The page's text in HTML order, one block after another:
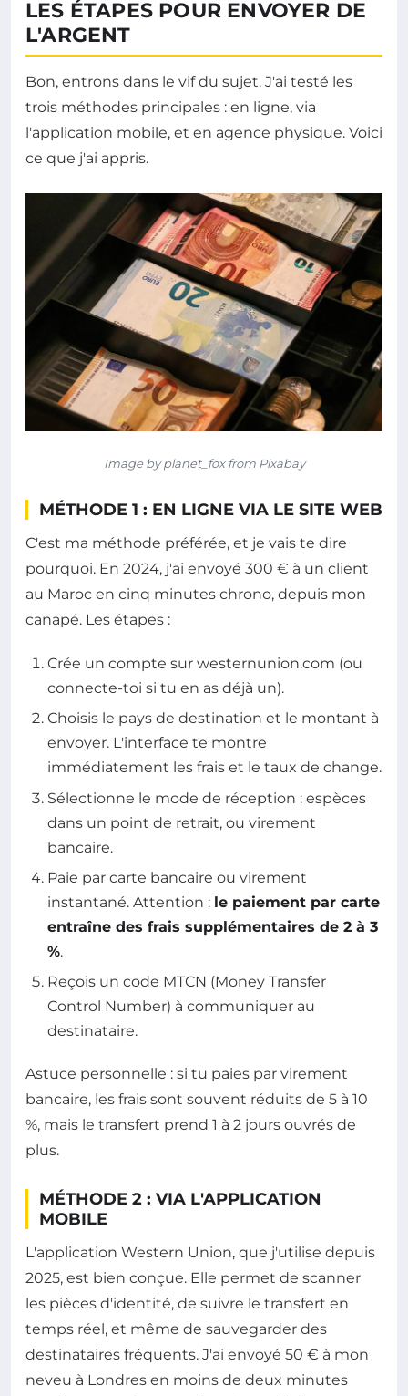
LES ÉTAPES POUR ENVOYER DE
L'ARGENT
Bon, entrons dans le vif du sujet. J'ai testé les
trois méthodes principales : en ligne, via
l'application mobile, et en agence physique. Voici
ce que j'ai appris.
Image by planet_fox from Pixabay
MÉTHODE 1 : EN LIGNE VIA LE SITE WEB
C'est ma méthode préférée, et je vais te dire
pourquoi. En 2024, j'ai envoyé 300 € à un client
au Maroc en cinq minutes chrono, depuis mon
canapé. Les étapes :
Crée un compte sur westernunion.com (ou
connecte-toi si tu en as déjà un).
Choisis le pays de destination et le montant à
envoyer. L'interface te montre
immédiatement les frais et le taux de change.
Sélectionne le mode de réception : espèces
dans un point de retrait, ou virement
bancaire.
Paie par carte bancaire ou virement
instantané. Attention : le paiement par carte
entraîne des frais supplémentaires de 2 à 3
%.
Reçois un code MTCN (Money Transfer
Control Number) à communiquer au
destinataire.
Astuce personnelle : si tu paies par virement
bancaire, les frais sont souvent réduits de 5 à 10
%, mais le transfert prend 1 à 2 jours ouvrés de
plus.
MÉTHODE 2 : VIA L'APPLICATION
MOBILE
L'application Western Union, que j'utilise depuis
2025, est bien conçue. Elle permet de scanner
les pièces d'identité, de suivre le transfert en
temps réel, et même de sauvegarder des
destinataires fréquents. J'ai envoyé 50 € à mon
neveu à Londres en moins de deux minutes